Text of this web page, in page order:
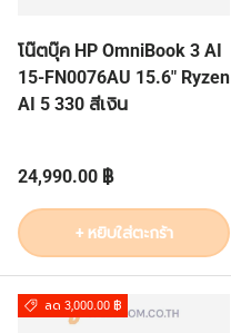
โน๊ตบุ๊ค HP OmniBook 3 AI
15-FN0076AU 15.6" Ryzen
AI 5 330 สีเงิน
ราคาปกติ
24,990.00 ฿
+ หยิบใส่ตะกร้า
ลด 3,000.00 ฿